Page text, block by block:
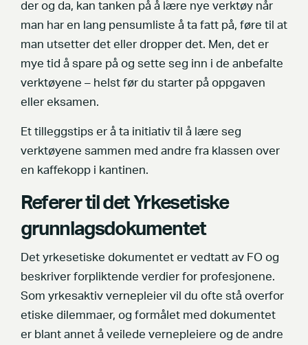
der og da, kan tanken på å lære nye verktøy når
man har en lang pensumliste å ta fatt på, føre til at
man utsetter det eller dropper det. Men, det er
mye tid å spare på og sette seg inn i de anbefalte
verktøyene – helst før du starter på oppgaven
eller eksamen.
Et tilleggstips er å ta initiativ til å lære seg
verktøyene sammen med andre fra klassen over
en kaffekopp i kantinen.
Referer til det Yrkesetiske
grunnlagsdokumentet
Det yrkesetiske dokumentet er vedtatt av FO og
beskriver forpliktende verdier for profesjonene.
Som yrkesaktiv vernepleier vil du ofte stå overfor
etiske dilemmaer, og formålet med dokumentet
er blant annet å veilede vernepleiere og de andre